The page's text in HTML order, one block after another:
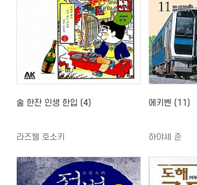
술 한잔 인생 한입 (4)
라즈웰 호소키
에키벤 (11)
하야세 준